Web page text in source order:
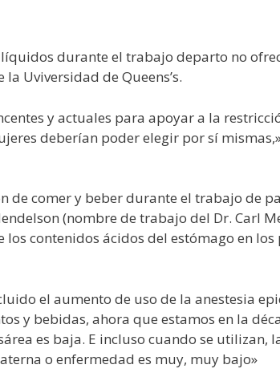
durante el trabajo departo no
Uviversidad de Queens’s.
y actuales para apoyar a la
deberían poder elegir por sí
de comer y beber durante el trabajo de
(nombre de trabajo del Dr. Carl
contenidos ácidos del estómago en
el aumento de uso de la anestesia
y bebidas, ahora que estamos en la
es baja. E incluso cuando se utilizan,
o enfermedad es muy, muy bajo»